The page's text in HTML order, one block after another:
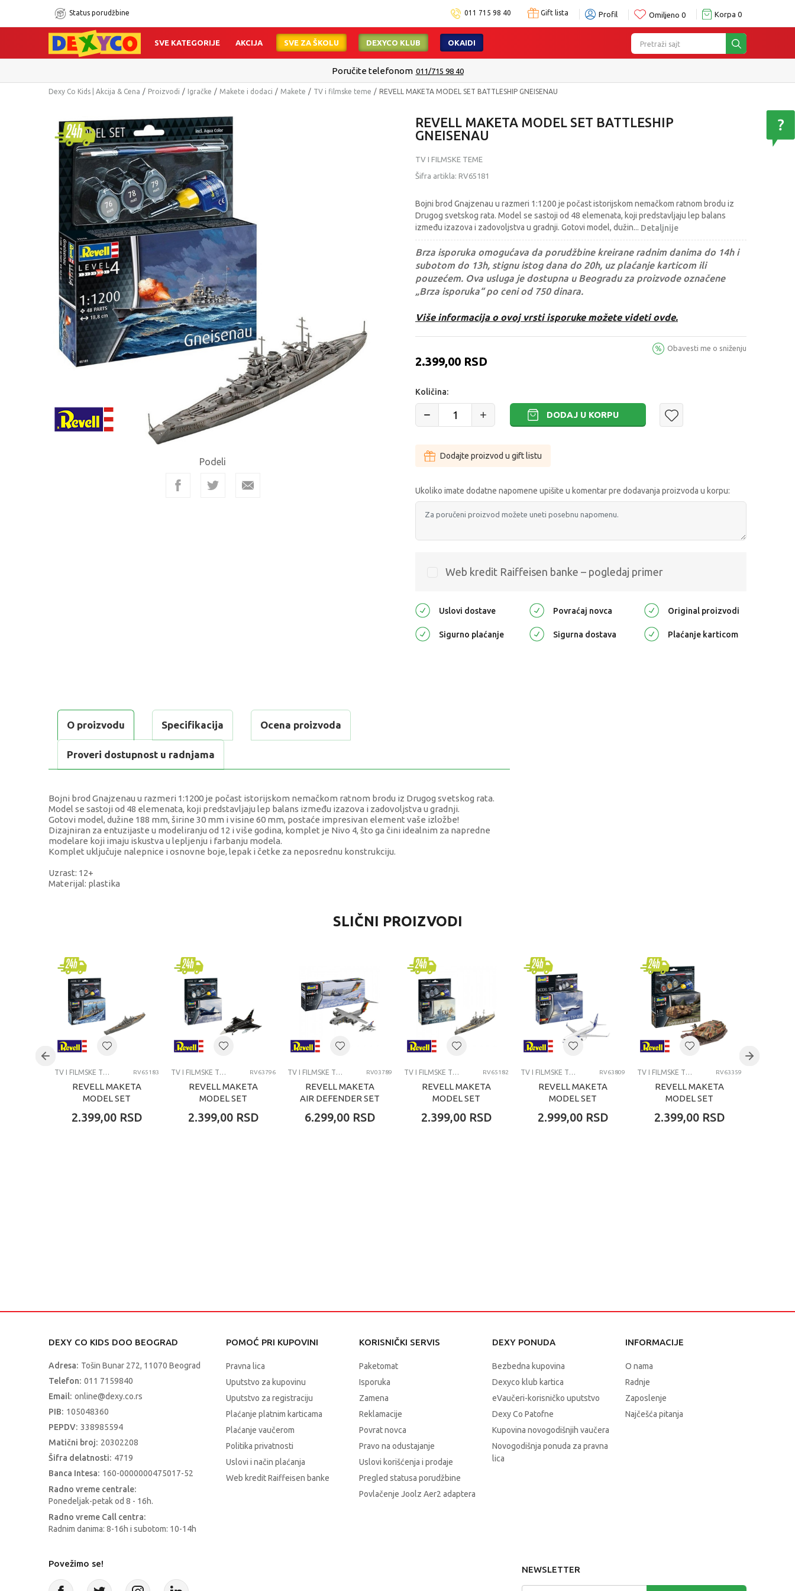
Status porudžbine 011 715 98 40 Gift lista Profil Omiljeno 0 Korpa 0
Pretraži sajt
SVE KATEGORIJE AKCIJA SVE ZA ŠKOLU DEXYCO KLUB OKAIDI
Poručite telefonom 011/715 98 40
Dexy Co Kids | Akcija & Cena Proizvodi Igračke Makete i dodaci Makete TV i filmske teme REVELL MAKETA MODEL SET BATTLESHIP GNEISENAU
Podeli
REVELL MAKETA MODEL SET BATTLESHIP
GNEISENAU
TV I FILMSKE TEME
Šifra artikla: RV65181
Bojni brod Gnajzenau u razmeri 1:1200 je počast istorijskom nemačkom ratnom brodu iz
Drugog svetskog rata. Model se sastoji od 48 elemenata, koji predstavljaju lep balans
između izazova i zadovoljstva u gradnji. Gotovi model, dužin... Detaljnije
Brza isporuka omogućava da porudžbine kreirane radnim danima do 14h i
subotom do 13h, stignu istog dana do 20h, uz plaćanje karticom ili
pouzećem. Ova usluga je dostupna u Beogradu za proizvode označene
„Brza isporuka“ po ceni od 750 dinara.
Više informacija o ovoj vrsti isporuke možete videti ovde.
2.399,00 RSD
Obavesti me o sniženju
Količina:
DODAJ U KORPU
Dodajte proizvod u gift listu
Ukoliko imate dodatne napomene upišite u komentar pre dodavanja proizvoda u korpu:
Web kredit Raiffeisen banke – pogledaj primer
Uslovi dostave Povraćaj novca Original proizvodi
Sigurno plaćanje Sigurna dostava Plaćanje karticom
O proizvodu Specifikacija Ocena proizvoda
Proveri dostupnost u radnjama
Bojni brod Gnajzenau u razmeri 1:1200 je počast istorijskom nemačkom ratnom brodu iz Drugog svetskog rata.
Model se sastoji od 48 elemenata, koji predstavljaju lep balans između izazova i zadovoljstva u gradnji.
Gotovi model, dužine 188 mm, širine 30 mm i visine 60 mm, postaće impresivan element vaše izložbe!
Dizajniran za entuzijaste u modeliranju od 12 i više godina, komplet je Nivo 4, što ga čini idealnim za napredne
modelare koji imaju iskustva u lepljenju i farbanju modela.
Komplet uključuje nalepnice i osnovne boje, lepak i četke za neposrednu konstrukciju.
Uzrast: 12+
Materijal: plastika
TV i filmske teme
Brend
Pol dečaci
Uzrast 8+ godina
Kategorija TV/FILMSKE TEME
SLIČNI PROIZVODI
TV I FILMSKE TEME RV65183
REVELL MAKETA
MODEL SET
NEW JERSEY
2.399,00 RSD
TV I FILMSKE TEME RV63796
REVELL MAKETA
MODEL SET
TYPHOON - RAF
2.399,00 RSD
TV I FILMSKE TEME RV03789
REVELL MAKETA
AIR DEFENDER SET
TORNADO
6.299,00 RSD
TV I FILMSKE TEME RV65182
REVELL MAKETA
MODEL SET
DUKE OF YORK
2.399,00 RSD
TV I FILMSKE TEME RV63809
REVELL MAKETA
MODEL SET
2.999,00 RSD
TV I FILMSKE TEME RV63359
REVELL MAKETA
MODEL SET
L70
2.399,00 RSD
DEXY CO KIDS DOO BEOGRAD
Adresa: Tošin Bunar 272, 11070 Beograd
Telefon: 011 7159840
Email: online@dexy.co.rs
PIB: 105048360
PEPDV: 338985594
Matični broj: 20302208
Šifra delatnosti: 4719
Banca Intesa: 160-0000000475017-52
Radno vreme centrale:
Ponedeljak-petak od 8 - 16h.
Radno vreme Call centra:
Radnim danima: 8-16h i subotom: 10-14h
POMOĆ PRI KUPOVINI
Pravna lica
Uputstvo za kupovinu
Uputstvo za registraciju
Plaćanje platnim karticama
Plaćanje vaučerom
Politika privatnosti
Uslovi i način plaćanja
Web kredit Raiffeisen banke
KORISNIČKI SERVIS
Paketomat
Isporuka
Zamena
Reklamacije
Povrat novca
Pravo na odustajanje
Uslovi korišćenja i prodaje
Pregled statusa porudžbine
Povlačenje Joolz Aer2 adaptera
DEXY PONUDA
Bezbedna kupovina
Dexyco klub kartica
eVaučeri-korisničko uputstvo
Dexy Co Patofne
Kupovina novogodišnjih vaučera
Novogodišnja ponuda za pravna
lica
INFORMACIJE
O nama
Radnje
Zaposlenje
Najčešća pitanja
Povežimo se!
NEWSLETTER